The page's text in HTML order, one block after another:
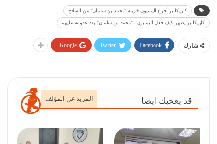
كاريكاتير أفرغ اليمنيون خزينة "محمد بن سلمان" من السلاح
كاريكاتير يظهر كيف فعل اليمنيون بـ"محمد بن سلمان" بعد عدوانه عليهم
شارك Facebook
Twitter
Google+
قد يعجبك ايضا المزيد عن المؤلف